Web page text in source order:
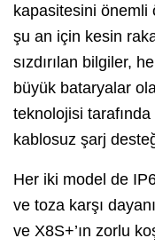
kapasitesini önemli
şu an için kesin
sızdırılan bilgiler,
büyük bataryalar
teknolojisi
kablosuz şarj
Her iki model de
ve toza karşı
ve X8S+’ın zorlu